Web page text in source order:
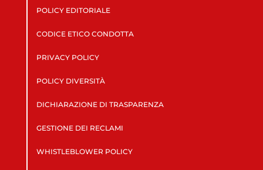
POLICY EDITORIALE
CODICE ETICO CONDOTTA
PRIVACY POLICY
POLICY DIVERSITÀ
DICHIARAZIONE DI TRASPARENZA
GESTIONE DEI RECLAMI
WHISTLEBLOWER POLICY